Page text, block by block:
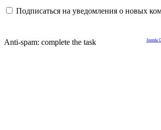
Подписаться на уведомления о новых
Anti-spam: complete the task Joomla